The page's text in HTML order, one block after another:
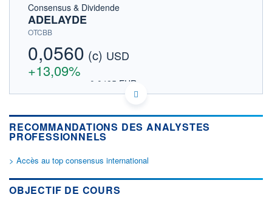
Consensus & Dividende
ADELAYDE
OTCBB
0,0560 (c) USD
+13,09%
0,0485 EUR
DONNÉES TEMPS DIFFÉRÉ
Politique d'exécution
Cotation sur les autres places
OUVERTURE CLÔTURE VEILLE
0,0560
RECOMMANDATIONS DES ANALYSTES
PROFESSIONNELS
> Accès au top consensus international
OBJECTIF DE COURS